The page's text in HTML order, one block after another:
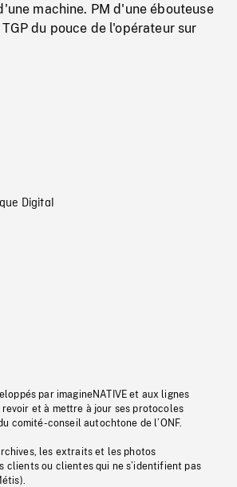
machine. PM d'une ébouteuse
du pouce de l'opérateur sur
Digital
par imagineNATIVE et aux lignes
et à mettre à jour ses protocoles
comité-conseil autochtone de l’ONF.
les extraits et les photos
ou clientes qui ne s’identifient pas